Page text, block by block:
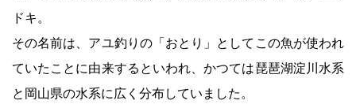
ドキ。
その名前は、アユ釣りの「おとり」としてこの魚が使われ
ていたことに由来するといわれ、かつては琵琶湖淀川水系
と岡山県の水系に広く分布していました。